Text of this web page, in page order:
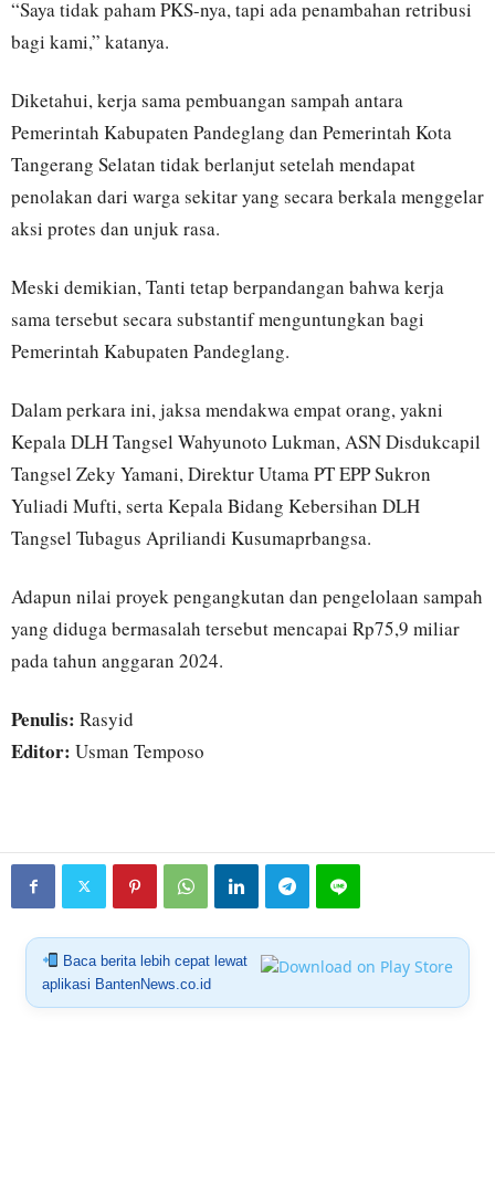
“Saya tidak paham PKS-nya, tapi ada penambahan retribusi
bagi kami,” katanya.
Diketahui, kerja sama pembuangan sampah antara
Pemerintah Kabupaten Pandeglang dan Pemerintah Kota
Tangerang Selatan tidak berlanjut setelah mendapat
penolakan dari warga sekitar yang secara berkala menggelar
aksi protes dan unjuk rasa.
Meski demikian, Tanti tetap berpandangan bahwa kerja
sama tersebut secara substantif menguntungkan bagi
Pemerintah Kabupaten Pandeglang.
Dalam perkara ini, jaksa mendakwa empat orang, yakni
Kepala DLH Tangsel Wahyunoto Lukman, ASN Disdukcapil
Tangsel Zeky Yamani, Direktur Utama PT EPP Sukron
Yuliadi Mufti, serta Kepala Bidang Kebersihan DLH
Tangsel Tubagus Apriliandi Kusumaprbangsa.
Adapun nilai proyek pengangkutan dan pengelolaan sampah
yang diduga bermasalah tersebut mencapai Rp75,9 miliar
pada tahun anggaran 2024.
Penulis: Rasyid
Editor: Usman Temposo
Baca berita lebih cepat lewat
aplikasi BantenNews.co.id